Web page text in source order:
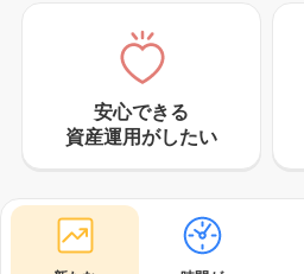
安心できる
資産運用がしたい